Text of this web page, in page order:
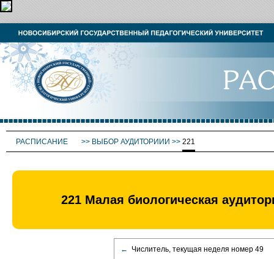
РАСПИСАНИЕ >> ВЫБОР АУДИТОРИИИ >> 221
221 Малая биологическая
← Числитель, текущая неделя номер 49